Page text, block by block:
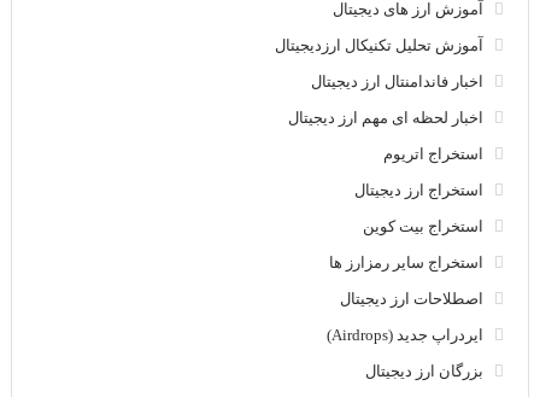
آموزش ارز های دیجیتال
آموزش تحلیل تکنیکال ارزدیجیتال
اخبار فاندامنتال ارز دیجیتال
اخبار لحظه ای مهم ارز دیجیتال
استخراج اتریوم
استخراج ارز دیجیتال
استخراج بیت کوین
استخراج سایر رمزارز ها
اصطلاحات ارز دیجیتال
ایردراپ جدید (Airdrops)
بزرگان ارز دیجیتال